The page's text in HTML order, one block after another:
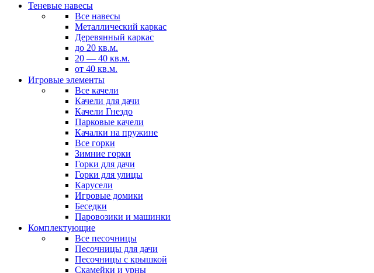
Теневые навесы
Все навесы
Металлический каркас
Деревянный каркас
до 20 кв.м.
20 — 40 кв.м.
от 40 кв.м.
Игровые элементы
Все качели
Качели для дачи
Качели Гнездо
Парковые качели
Качалки на пружине
Все горки
Зимние горки
Горки для дачи
Горки для улицы
Карусели
Игровые домики
Беседки
Паровозики и машинки
Комплектующие
Все песочницы
Песочницы для дачи
Песочницы с крышкой
Скамейки и урны